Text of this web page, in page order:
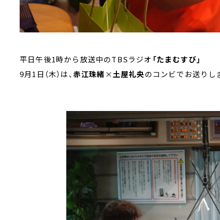
平日午後1時から放送中のTBSラジオ 「たまむすび」
9月1日（木）は、 赤江珠緒×土屋礼央のコンビでお送りし